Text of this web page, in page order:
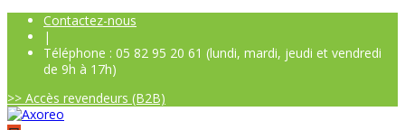
Contactez-nous
|
Téléphone : 05 82 95 20 61 (lundi, mardi, jeudi et vendredi
de 9h à 17h)
>> Accès revendeurs (B2B)